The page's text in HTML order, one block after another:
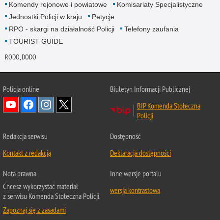
Komendy rejonowe i powiatowe
Komisariaty Specjalistyczne
Jednostki Policji w kraju
Petycje
RPO - skargi na działalność Policji
Telefony zaufania
TOURIST GUIDE
RODO, DODO
Policja online
Biuletyn Informacji Publicznej
BIP Komenda Stołeczna
Policji
Redakcja serwisu
Kontakt z redakcją
Dostępność
Deklaracja dostępności
Nota prawna
Chcesz wykorzystać materiał
z serwisu Komenda Stołeczna Policji.
Zapoznaj się z zasadami
Inne wersje portalu
wersja kontrastowa